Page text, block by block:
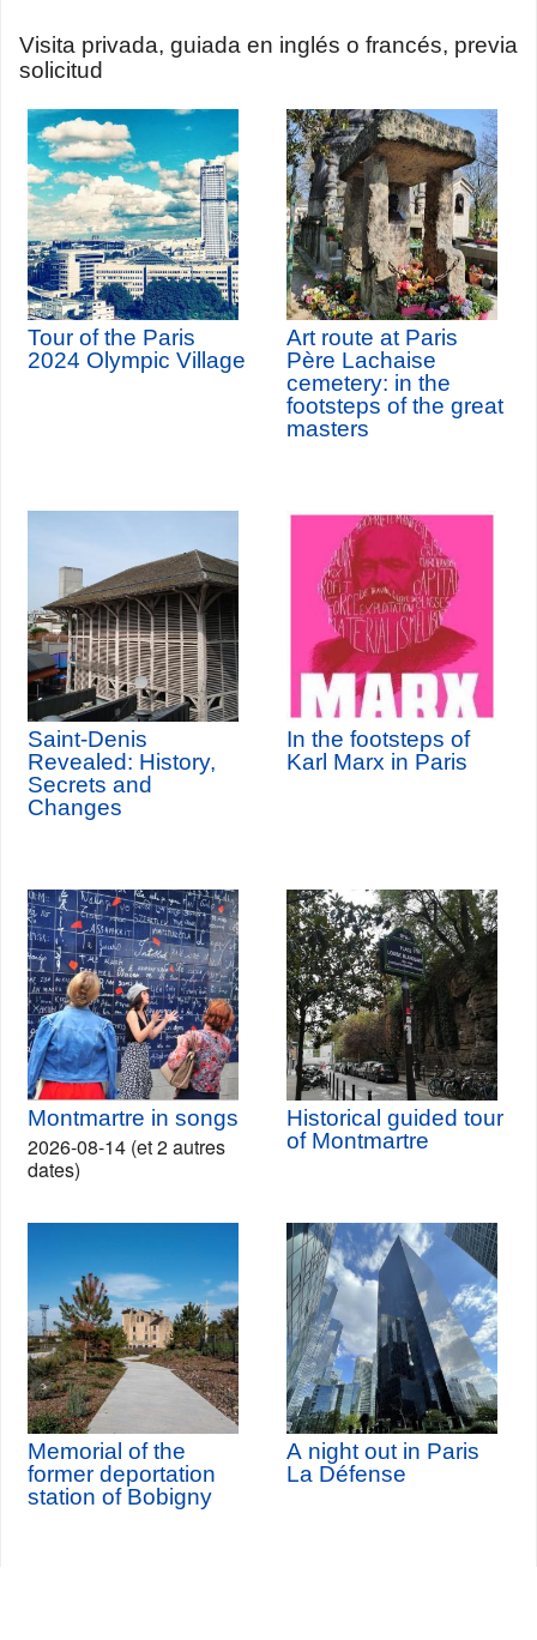
Visita privada, guiada en inglés o francés, previa
solicitud
Tour of the Paris
2024 Olympic Village
Art route at Paris
Père Lachaise
cemetery: in the
footsteps of the great
masters
Saint-Denis
Revealed: History,
Secrets and
Changes
In the footsteps of
Karl Marx in Paris
Montmartre in songs
2026-08-14 (et 2 autres
dates)
Historical guided tour
of Montmartre
Memorial of the
former deportation
station of Bobigny
A night out in Paris
La Défense